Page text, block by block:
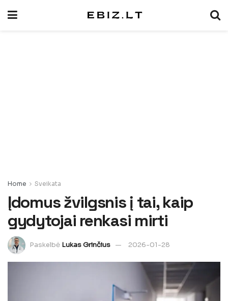
Home Sveikata
Įdomus žvilgsnis į tai, kaip
gydytojai renkasi mirti
Paskelbė Lukas Grinčius 2026-01-28